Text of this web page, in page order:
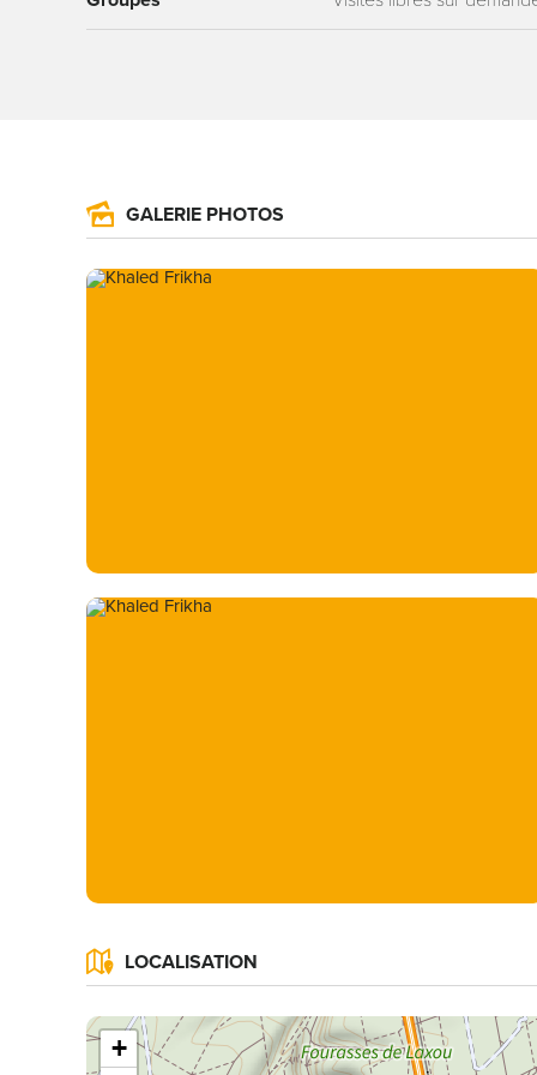
GALERIE PHOTOS
LOCALISATION
+